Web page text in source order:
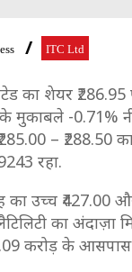
ITC Ltd
का शेयर ₹286.95
मुकाबले -0.71%
–
रहा.
उच्च ₹427.00
का अंदाज़ा
करोड़ के